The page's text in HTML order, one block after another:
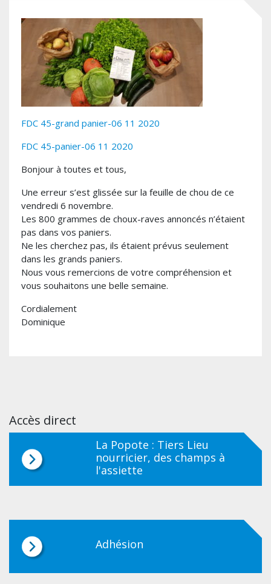
FDC 45-grand panier-06 11 2020
FDC 45-panier-06 11 2020
Bonjour à toutes et tous,
Une erreur s’est glissée sur la feuille de chou de ce
vendredi 6 novembre.
Les 800 grammes de choux-raves annoncés n’étaient
pas dans vos paniers.
Ne les cherchez pas, ils étaient prévus seulement
dans les grands paniers.
Nous vous remercions de votre compréhension et
vous souhaitons une belle semaine.
Cordialement
Dominique
Accès direct
La Popote : Tiers Lieu
nourricier, des champs à
l'assiette
Adhésion